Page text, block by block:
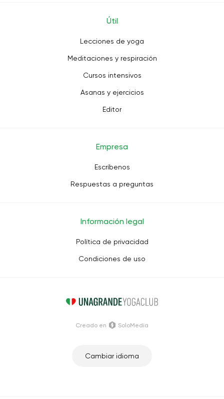
Útil
Lecciones de yoga
Meditaciones y respiración
Cursos intensivos
Asanas y ejercicios
Editor
Empresa
Escríbenos
Respuestas a preguntas
Información legal
Política de privacidad
Condiciones de uso
Cambiar idioma
Creado en SoloMedia